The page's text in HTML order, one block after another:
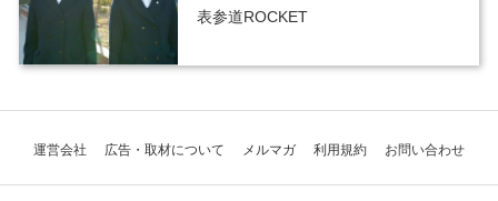
表参道ROCKET
運営会社 広告・取材について メルマガ 利用規約 お問い合わせ